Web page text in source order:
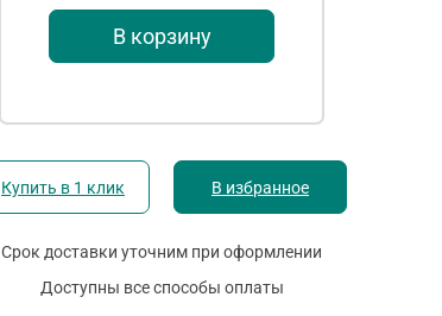
В корзину
Купить в 1 клик В избранное
Срок доставки уточним при оформлении
Доступны все способы оплаты